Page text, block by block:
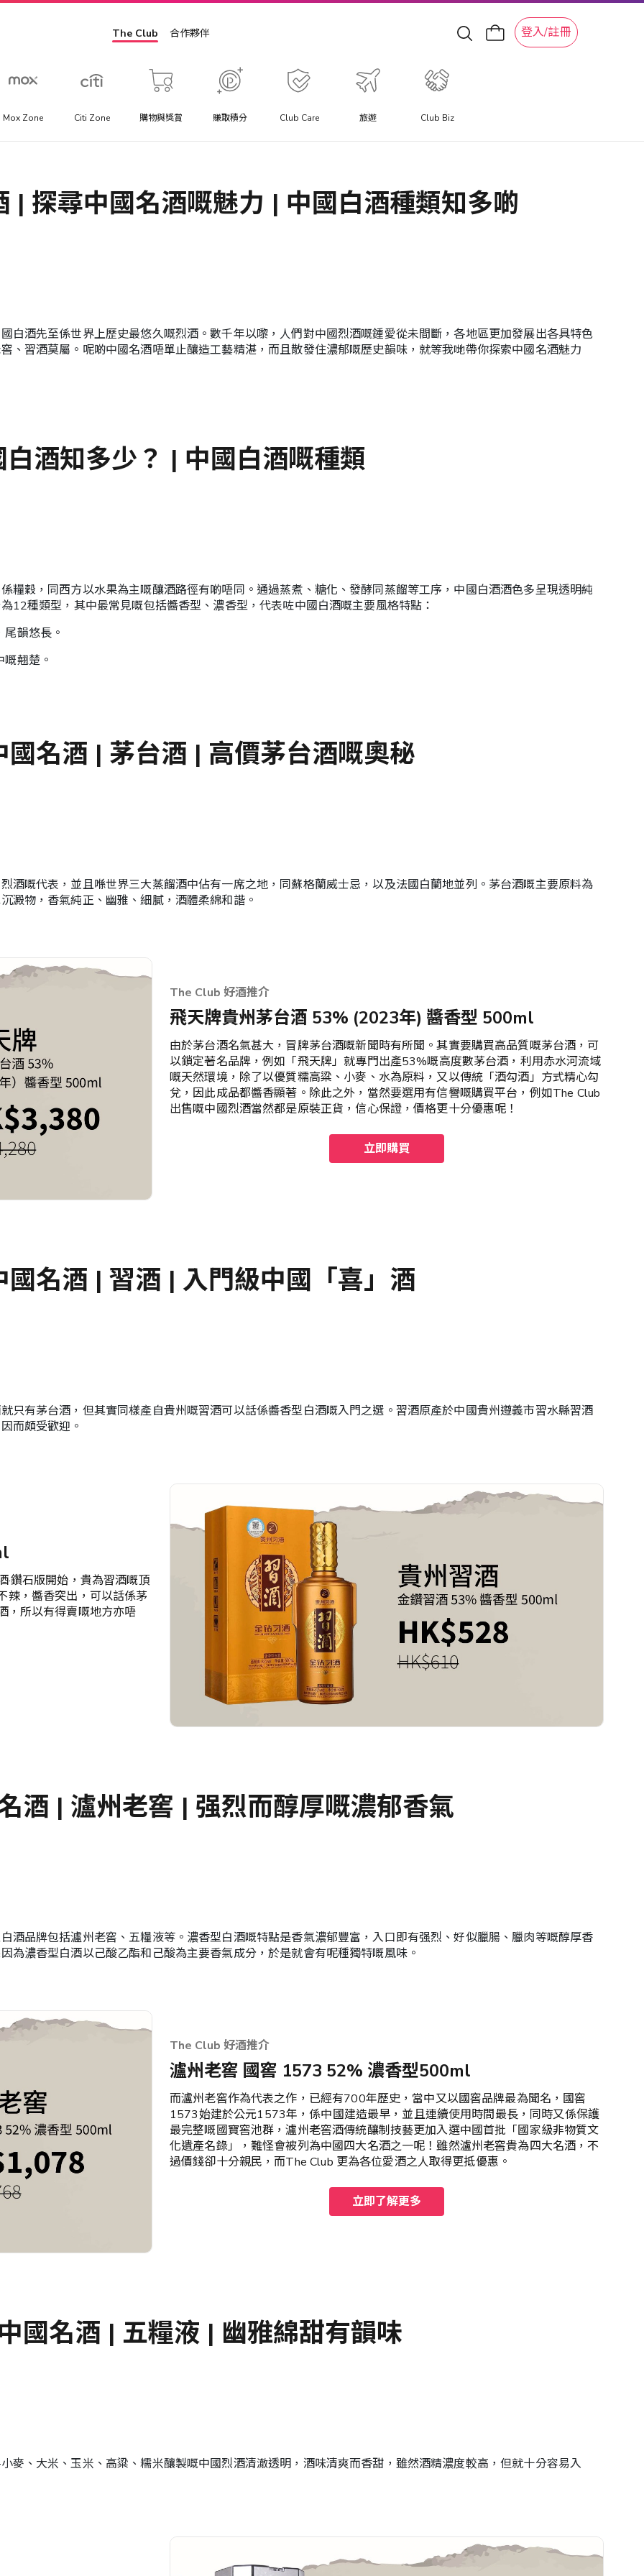
The Club 合作夥伴
Mox Zone Citi Zone 購物與獎賞 賺取積分 Club Care 旅遊
惠。
化體驗、水上活動、滑雪冒險和景點。
Club Biz
登入/註冊
| 探尋中國名酒嘅魅力 | 中國白酒種類知多啲
白酒先至係世界上歷史最悠久嘅烈酒。數千年以嚟，人們對中國烈酒嘅鍾愛從未間斷，各地區更加發展出各具特色
、習酒莫屬。呢啲中國名酒唔單止釀造工藝精湛，而且散發住濃郁嘅歷史韻味，就等我哋帶你探索中國名酒魅力
白酒知多少？ | 中國白酒嘅種類
糧穀，同西方以水果為主嘅釀酒路徑有啲唔同。通過蒸煮、糖化、發酵同蒸餾等工序，中國白酒酒色多呈現透明純
12種類型，其中最常見嘅包括醬香型、濃香型，代表咗中國白酒嘅主要風格特點：
韻悠長。
翹楚。
國名酒 | 茅台酒 | 高價茅台酒嘅奧秘
酒嘅代表，並且喺世界三大蒸餾酒中佔有一席之地，同蘇格蘭威士忌，以及法國白蘭地並列。茅台酒嘅主要原料為
澱物，香氣純正、幽雅、細膩，酒體柔綿和諧。
The Club 好酒推介
飛天牌貴州茅台酒 53% (2023年) 醬香型 500ml
由於茅台酒名氣甚大，冒牌茅台酒嘅新聞時有所聞。其實要購買高品質嘅茅台酒，可
以鎖定著名品牌，例如「飛天牌」就專門出產53%嘅高度數茅台酒，利用赤水河流域
嘅天然環境，除了以優質糯高粱、小麥、水為原料，又以傳統「酒勾酒」方式精心勾
兌，因此成品都醬香顯著。除此之外，當然要選用有信譽嘅購買平台，例如The Club
出售嘅中國烈酒當然都是原裝正貨，信心保證，價格更十分優惠呢！
立即購買
國名酒 | 習酒 | 入門級中國「喜」酒
只有茅台酒，但其實同樣產自貴州嘅習酒可以話係醬香型白酒嘅入門之選。習酒原產於中國貴州遵義市習水縣習酒
而頗受歡迎。
鑽石版開始，貴為習酒嘅頂
辣，醬香突出，可以話係茅
，所以有得賣嘅地方亦唔
酒 | 瀘州老窖 | 强烈而醇厚嘅濃郁香氣
酒品牌包括瀘州老窖、五糧液等。濃香型白酒嘅特點是香氣濃郁豐富，入口即有强烈、好似臘腸、臘肉等嘅醇厚香
為濃香型白酒以己酸乙酯和己酸為主要香氣成分，於是就會有呢種獨特嘅風味。
The Club 好酒推介
瀘州老窖 國窖 1573 52% 濃香型500ml
而瀘州老窖作為代表之作，已經有700年歷史，當中又以國窖品牌最為聞名，國窖
1573始建於公元1573年，係中國建造最早，並且連續使用時間最長，同時又係保護
最完整嘅國寶窖池群，瀘州老窖酒傳統釀制技藝更加入選中國首批「國家級非物質文
化遺產名錄」，難怪會被列為中國四大名酒之一呢！雖然瀘州老窖貴為四大名酒，不
過價錢卻十分親民，而The Club 更為各位愛酒之人取得更抵優惠。
立即了解更多
國名酒 | 五糧液 | 幽雅綿甜有韻味
、大米、玉米、高粱、糯米釀製嘅中國烈酒清澈透明，酒味清爽而香甜，雖然酒精濃度較高，但就十分容易入